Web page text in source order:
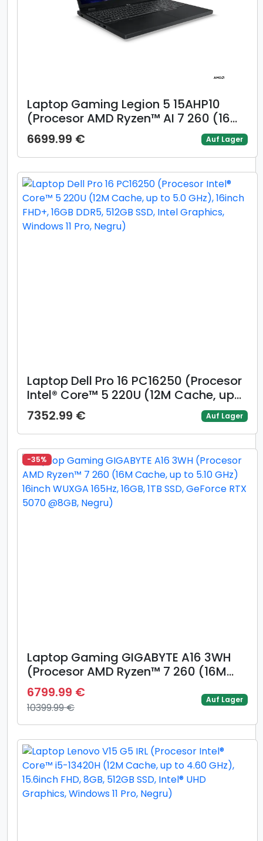
Laptop Gaming Legion 5 15AHP10
(Procesor AMD Ryzen™ AI 7 260 (16M
Cache, up to 5.10 GHz) 15.1inch
WQXGA OLED 165Hz, 16GB, 1TB SSD,
NVIDIA GeForce RTX 5050 @8GB,
Negru)
6699.99 € Auf Lager
Laptop Dell Pro 16 PC16250 (Procesor
Intel® Core™ 5 220U (12M Cache, up
to 5.0 GHz), 16inch FHD+, 16GB DDR5,
512GB SSD, Intel Graphics, Windows 11
Pro, Negru)
7352.99 € Auf Lager
-35%
Laptop Gaming GIGABYTE A16 3WH
(Procesor AMD Ryzen™ 7 260 (16M
Cache, up to 5.10 GHz) 16inch WUXGA
165Hz, 16GB, 1TB SSD, GeForce RTX
5070 @8GB, Negru)
6799.99 €
10399.99 €
Auf Lager